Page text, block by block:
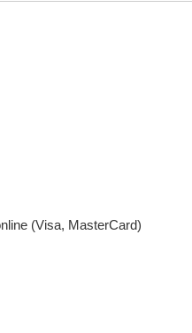
(Visa, MasterCard)